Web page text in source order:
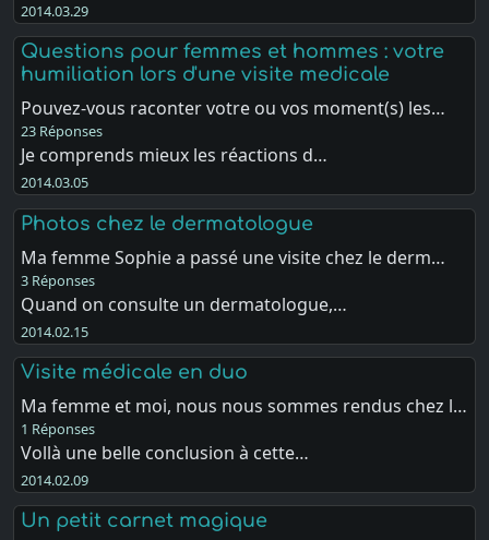
2014.03.29
Questions pour femmes et hommes : votre
humiliation lors d'une visite medicale
Pouvez-vous raconter votre ou vos moment(s) les…
23 Réponses
Je comprends mieux les réactions d…
2014.03.05
Photos chez le dermatologue
Ma femme Sophie a passé une visite chez le derm…
3 Réponses
Quand on consulte un dermatologue,…
2014.02.15
Visite médicale en duo
Ma femme et moi, nous nous sommes rendus chez l…
1 Réponses
Vollà une belle conclusion à cette…
2014.02.09
Un petit carnet magique